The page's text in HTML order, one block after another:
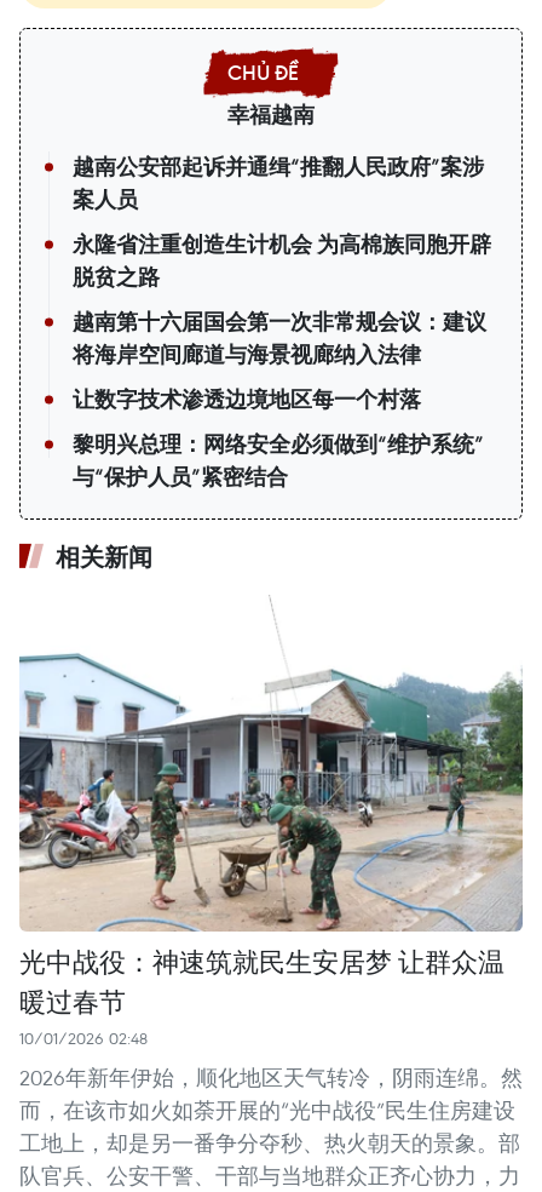
幸福越南
越南公安部起诉并通缉“推翻人民政府”案涉
案人员
永隆省注重创造生计机会 为高棉族同胞开辟
脱贫之路
越南第十六届国会第一次非常规会议：建议
将海岸空间廊道与海景视廊纳入法律
让数字技术渗透边境地区每一个村落
黎明兴总理：网络安全必须做到“维护系统”
与“保护人员”紧密结合
相关新闻
光中战役：神速筑就民生安居梦 让群众温
暖过春节
10/01/2026 02:48
2026年新年伊始，顺化地区天气转冷，阴雨连绵。然
而，在该市如火如荼开展的“光中战役”民生住房建设
工地上，却是另一番争分夺秒、热火朝天的景象。部
队官兵、公安干警、干部与当地群众正齐心协力，力